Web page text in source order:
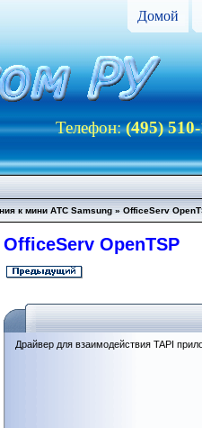
Домой
Телефон:(495)
к мини АТС Samsung » OfficeServ
OfficeServ OpenTSP
Драйвер для взаимодействия TAPI